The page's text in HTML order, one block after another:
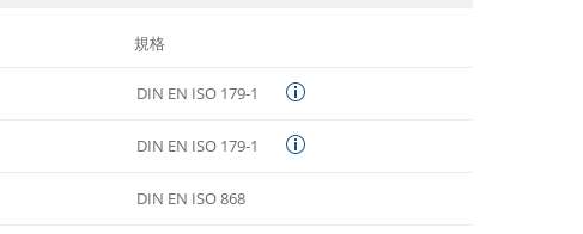
規格
DIN EN ISO 179-1
DIN EN ISO 179-1
DIN EN ISO 868